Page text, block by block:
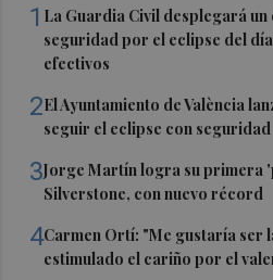
1 La Guardia Civil desplegará
seguridad por el eclipse del
efectivos
2El Ayuntamiento de València
seguir el eclipse con seguridad
3Jorge Martín logra su primera
Silverstone, con nuevo récord
4Carmen Ortí: "Me gustaría ser
estimulado el cariño por el